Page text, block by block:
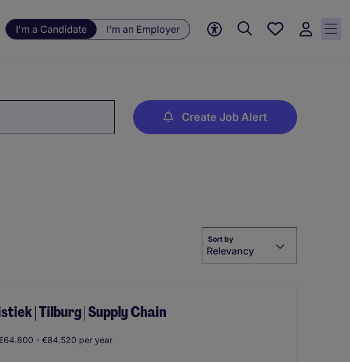
I'm a Candidate I'm an Employer
Save
Create Job Alert
Sort by
Relevancy
| Tilburg | Supply Chain
- €84.520 per year